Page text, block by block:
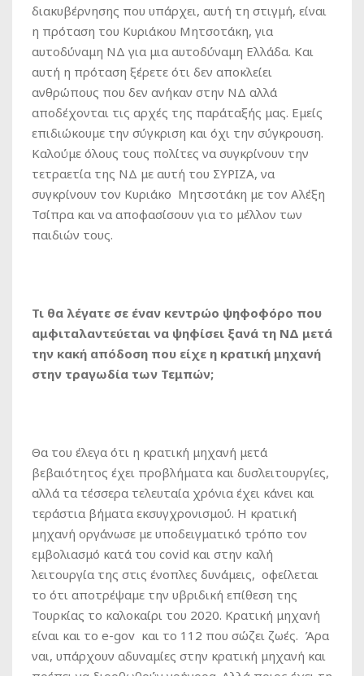
διακυβέρνησης που υπάρχει, αυτή τη στιγμή, είναι
η πρόταση του Κυριάκου Μητσοτάκη, για
αυτοδύναμη ΝΔ για μια αυτοδύναμη Ελλάδα. Και
αυτή η πρόταση ξέρετε ότι δεν αποκλείει
ανθρώπους που δεν ανήκαν στην ΝΔ αλλά
αποδέχονται τις αρχές της παράταξής μας. Εμείς
επιδιώκουμε την σύγκριση και όχι την σύγκρουση.
Καλούμε όλους τους πολίτες να συγκρίνουν την
τετραετία της ΝΔ με αυτή του ΣΥΡΙΖΑ, να
συγκρίνουν τον Κυριάκο Μητσοτάκη με τον Αλέξη
Τσίπρα και να αποφασίσουν για το μέλλον των
παιδιών τους.
Τι θα λέγατε σε έναν κεντρώο ψηφοφόρο που
αμφιταλαντεύεται να ψηφίσει ξανά τη ΝΔ μετά
την κακή απόδοση που είχε η κρατική μηχανή
στην τραγωδία των Τεμπών;
Θα του έλεγα ότι η κρατική μηχανή μετά
βεβαιότητος έχει προβλήματα και δυσλειτουργίες,
αλλά τα τέσσερα τελευταία χρόνια έχει κάνει και
τεράστια βήματα εκσυγχρονισμού. Η κρατική
μηχανή οργάνωσε με υποδειγματικό τρόπο τον
εμβολιασμό κατά του covid και στην καλή
λειτουργία της στις ένοπλες δυνάμεις, οφείλεται
το ότι αποτρέψαμε την υβριδική επίθεση της
Τουρκίας το καλοκαίρι του 2020. Κρατική μηχανή
είναι και το e-gov και το 112 που σώζει ζωές. Άρα
ναι, υπάρχουν αδυναμίες στην κρατική μηχανή και